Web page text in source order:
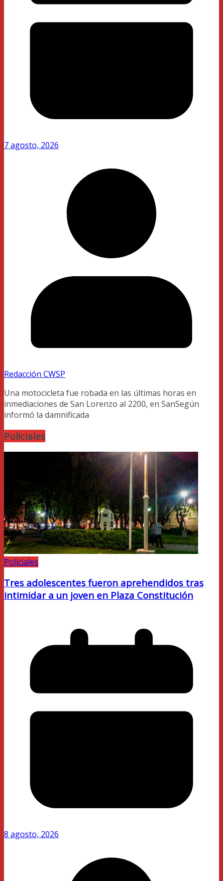
7 agosto, 2026
Redacción CWSP
Una motocicleta fue robada en las últimas horas en
inmediaciones de San Lorenzo al 2200, en SanSegún
informó la damnificada
Policiales
Policiales
Tres adolescentes fueron aprehendidos tras
intimidar a un joven en Plaza Constitución
8 agosto, 2026